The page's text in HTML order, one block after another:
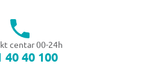
centar 00-24h
40 40 100